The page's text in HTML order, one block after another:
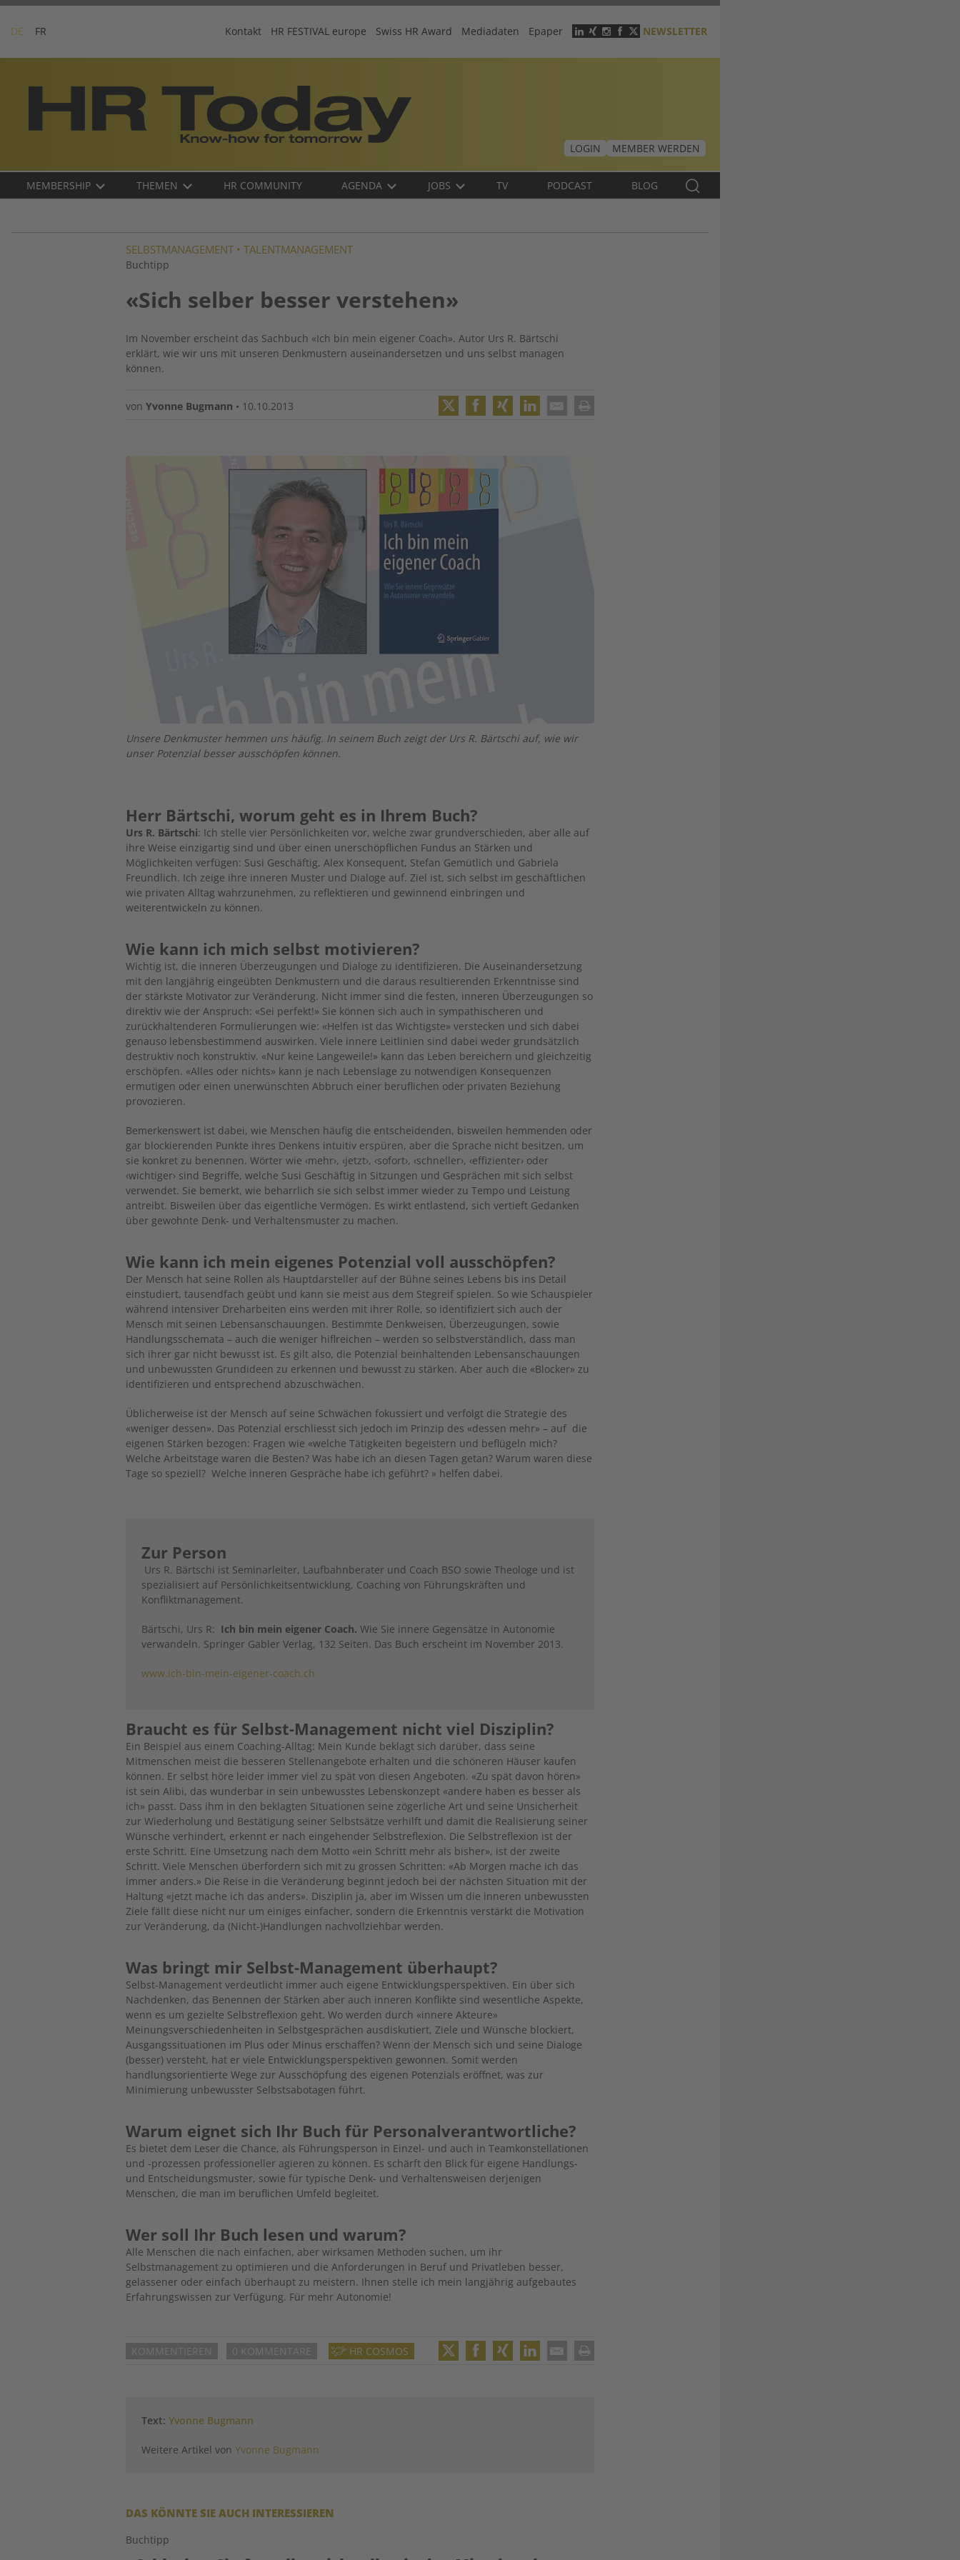
Skip
content
DE FR
Header
menu
Kontakt HR FESTIVAL europe Swiss HR Award Mediadaten Epaper NEWSLETTER
LOGIN
MEMBER WERDEN
Main
DE
MEMBERSHIP THEMEN HR COMMUNITY AGENDA JOBS TV PODCAST BLOG
SELBSTMANAGEMENT •TALENTMANAGEMENT
Buchtipp
«Sich selber besser verstehen»
Im November erscheint das Sachbuch «Ich bin mein eigener Coach». Autor Urs R. Bärtschi
erklärt, wie wir uns mit unseren Denkmustern auseinandersetzen und uns selbst managen
können.
von Yvonne Bugmann • 10.10.2013
Unsere Denkmuster hemmen uns häufig. In seinem Buch zeigt der Urs R. Bärtschi auf, wie wir
unser Potenzial besser ausschöpfen können.
Herr Bärtschi, worum geht es in Ihrem Buch?
Urs R. Bärtschi: Ich stelle vier Persönlichkeiten vor, welche zwar grundverschieden, aber alle auf
ihre Weise einzigartig sind und über einen unerschöpflichen Fundus an Stärken und
Möglichkeiten verfügen: Susi Geschäftig, Alex Konsequent, Stefan Gemütlich und Gabriela
Freundlich. Ich zeige ihre inneren Muster und Dialoge auf. Ziel ist, sich selbst im geschäftlichen
wie privaten Alltag wahrzunehmen, zu reflektieren und gewinnend einbringen und
weiterentwickeln zu können.
Wie kann ich mich selbst motivieren?
Wichtig ist, die inneren Überzeugungen und Dialoge zu identifizieren. Die Auseinandersetzung
mit den langjährig eingeübten Denkmustern und die daraus resultierenden Erkenntnisse sind
der stärkste Motivator zur Veränderung. Nicht immer sind die festen, inneren Überzeugungen so
direktiv wie der Anspruch: «Sei perfekt!» Sie können sich auch in sympathischeren und
zurückhaltenderen Formulierungen wie: «Helfen ist das Wichtigste» verstecken und sich dabei
genauso lebensbestimmend auswirken. Viele innere Leitlinien sind dabei weder grundsätzlich
destruktiv noch konstruktiv. «Nur keine Langeweile!» kann das Leben bereichern und gleichzeitig
erschöpfen. «Alles oder nichts» kann je nach Lebenslage zu notwendigen Konsequenzen
ermutigen oder einen unerwünschten Abbruch einer beruflichen oder privaten Beziehung
provozieren.
Bemerkenswert ist dabei, wie Menschen häufig die entscheidenden, bisweilen hemmenden oder
gar blockierenden Punkte ihres Denkens intuitiv erspüren, aber die Sprache nicht besitzen, um
sie konkret zu benennen. Wörter wie ‹mehr›, ‹jetzt›, ‹sofort›, ‹schneller›, ‹effizienter› oder
‹wichtiger› sind Begriffe, welche Susi Geschäftig in Sitzungen und Gesprächen mit sich selbst
verwendet. Sie bemerkt, wie beharrlich sie sich selbst immer wieder zu Tempo und Leistung
antreibt. Bisweilen über das eigentliche Vermögen. Es wirkt entlastend, sich vertieft Gedanken
über gewohnte Denk- und Verhaltensmuster zu machen.
Wie kann ich mein eigenes Potenzial voll ausschöpfen?
Der Mensch hat seine Rollen als Hauptdarsteller auf der Bühne seines Lebens bis ins Detail
einstudiert, tausendfach geübt und kann sie meist aus dem Stegreif spielen. So wie Schauspieler
während intensiver Dreharbeiten eins werden mit ihrer Rolle, so identifiziert sich auch der
Mensch mit seinen Lebensanschauungen. Bestimmte Denkweisen, Überzeugungen, sowie
Handlungsschemata – auch die weniger hiflreichen – werden so selbstverständlich, dass man
sich ihrer gar nicht bewusst ist. Es gilt also, die Potenzial beinhaltenden Lebensanschauungen
und unbewussten Grundideen zu erkennen und bewusst zu stärken. Aber auch die «Blocker» zu
identifizieren und entsprechend abzuschwächen.
Üblicherweise ist der Mensch auf seine Schwächen fokussiert und verfolgt die Strategie des
«weniger dessen». Das Potenzial erschliesst sich jedoch im Prinzip des «dessen mehr» – auf die
eigenen Stärken bezogen: Fragen wie «welche Tätigkeiten begeistern und beflügeln mich?
Welche Arbeitstage waren die Besten? Was habe ich an diesen Tagen getan? Warum waren diese
Tage so speziell? Welche inneren Gespräche habe ich geführt? » helfen dabei.
Zur Person
Urs R. Bärtschi ist Seminarleiter, Laufbahnberater und Coach BSO sowie Theologe und ist
spezialisiert auf Persönlichkeitsentwicklung, Coaching von Führungskräften und
Konfliktmanagement.
Bärtschi, Urs R: Ich bin mein eigener Coach. Wie Sie innere Gegensätze in Autonomie
verwandeln. Springer Gabler Verlag, 132 Seiten. Das Buch erscheint im November 2013.
www.ich-bin-mein-eigener-coach.ch
Braucht es für Selbst-Management nicht viel Disziplin?
Ein Beispiel aus einem Coaching-Alltag: Mein Kunde beklagt sich darüber, dass seine
Mitmenschen meist die besseren Stellenangebote erhalten und die schöneren Häuser kaufen
können. Er selbst höre leider immer viel zu spät von diesen Angeboten. «Zu spät davon hören»
ist sein Alibi, das wunderbar in sein unbewusstes Lebenskonzept «andere haben es besser als
ich» passt. Dass ihm in den beklagten Situationen seine zögerliche Art und seine Unsicherheit
zur Wiederholung und Bestätigung seiner Selbstsätze verhilft und damit die Realisierung seiner
Wünsche verhindert, erkennt er nach eingehender Selbstreflexion. Die Selbstreflexion ist der
erste Schritt. Eine Umsetzung nach dem Motto «ein Schritt mehr als bisher», ist der zweite
Schritt. Viele Menschen überfordern sich mit zu grossen Schritten: «Ab Morgen mache ich das
immer anders.» Die Reise in die Veränderung beginnt jedoch bei der nächsten Situation mit der
Haltung «jetzt mache ich das anders». Disziplin ja, aber im Wissen um die inneren unbewussten
Ziele fällt diese nicht nur um einiges einfacher, sondern die Erkenntnis verstärkt die Motivation
zur Veränderung, da (Nicht-)Handlungen nachvollziehbar werden.
Was bringt mir Selbst-Management überhaupt?
Selbst-Management verdeutlicht immer auch eigene Entwicklungsperspektiven. Ein über sich
Nachdenken, das Benennen der Stärken aber auch inneren Konflikte sind wesentliche Aspekte,
wenn es um gezielte Selbstreflexion geht. Wo werden durch «innere Akteure»
Meinungsverschiedenheiten in Selbstgesprächen ausdiskutiert, Ziele und Wünsche blockiert,
Ausgangssituationen im Plus oder Minus erschaffen? Wenn der Mensch sich und seine Dialoge
(besser) versteht, hat er viele Entwicklungsperspektiven gewonnen. Somit werden
handlungsorientierte Wege zur Ausschöpfung des eigenen Potenzials eröffnet, was zur
Minimierung unbewusster Selbstsabotagen führt.
Warum eignet sich Ihr Buch für Personalverantwortliche?
Es bietet dem Leser die Chance, als Führungsperson in Einzel- und auch in Teamkonstellationen
und -prozessen professioneller agieren zu können. Es schärft den Blick für eigene Handlungs-
und Entscheidungsmuster, sowie für typische Denk- und Verhaltensweisen derjenigen
Menschen, die man im beruflichen Umfeld begleitet.
Wer soll Ihr Buch lesen und warum?
Alle Menschen die nach einfachen, aber wirksamen Methoden suchen, um ihr
Selbstmanagement zu optimieren und die Anforderungen in Beruf und Privatleben besser,
gelassener oder einfach überhaupt zu meistern. Ihnen stelle ich mein langjährig aufgebautes
Erfahrungswissen zur Verfügung. Für mehr Autonomie!
KOMMENTIEREN 0 KOMMENTARE HR COSMOS
Text:Yvonne Bugmann
Weitere Artikel vonYvonne Bugmann
DAS KÖNNTE SIE AUCH INTERESSIEREN
Buchtipp